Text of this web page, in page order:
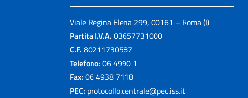
Viale Regina Elena 299, 00161 – Roma (I)
Partita I.V.A. 03657731000
C.F. 80211730587
Telefono: 06 4990 1
Fax: 06 4938 7118
PEC: protocollo.centrale@pec.iss.it